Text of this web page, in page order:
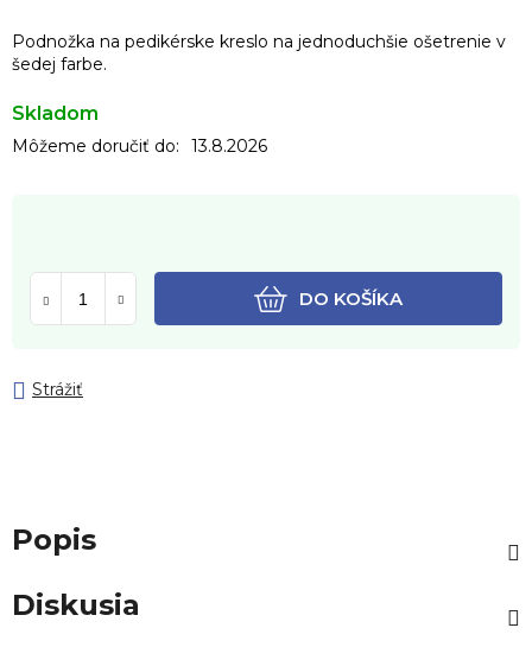
Podnožka na pedikérske kreslo na jednoduchšie ošetrenie v
šedej farbe.
Skladom
Môžeme doručiť do: 13.8.2026
DO KOŠÍKA
Strážiť
Popis
Diskusia